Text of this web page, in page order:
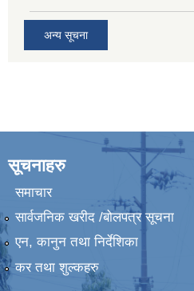
अन्य सूचना
सूचनाहरु
समाचार
सार्वजनिक खरीद /बोलपत्र सूचना
एन, कानुन तथा निर्देशिका
कर तथा शुल्कहरु